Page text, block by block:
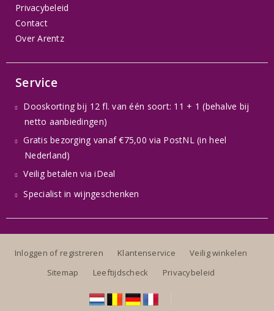
Privacybeleid
Contact
Over Arentz
Service
Dooskorting bij 12 fl. van één soort: 11 + 1 (behalve bij
netto aanbiedingen)
Gratis bezorging vanaf €75,00 via PostNL (in heel
Nederland)
Veilig betalen via iDeal
Specialist in wijngeschenken
Inloggen of registreren Klantenservice
Veilig winkelen
Sitemap
Leeftijdscheck Privacybeleid